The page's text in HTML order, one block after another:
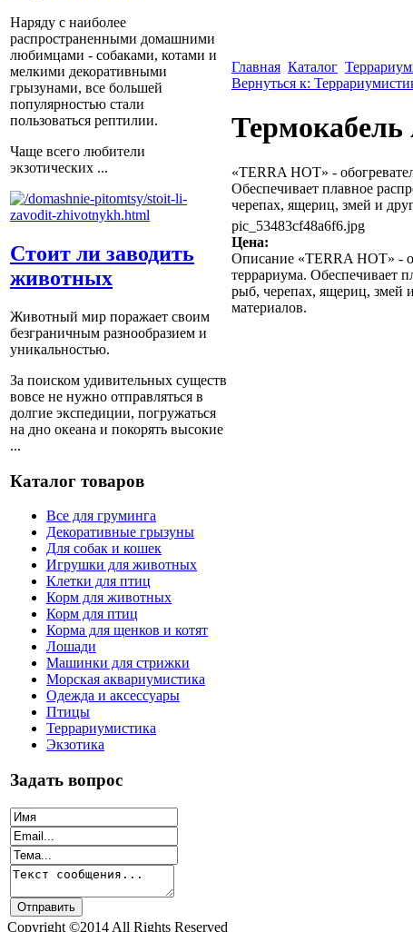
Наряду с наиболее
распространенными домашними
любимцами - собаками, котами и
мелкими декоративными
грызунами, все большей
популярностью стали
пользоваться рептилии.
Чаще всего любители
экзотических ...
Стоит ли заводить
животных
Животный мир поражает своим
безграничным разнообразием и
уникальностью.
За поиском удивительных существ
вовсе не нужно отправляться в
долгие экспедиции, погружаться
на дно океана и покорять высокие
...
Каталог товаров
Все для груминга
Декоративные грызуны
Для собак и кошек
Игрушки для животных
Клетки для птиц
Корм для животных
Корм для птиц
Корма для щенков и котят
Лошади
Машинки для стрижки
Морская аквариумистика
Одежда и аксессуары
Птицы
Террариумистика
Экзотика
Задать вопрос
Главная Каталог
Вернуться к:
«TERRA HOT» -
Обеспечивает плавное
черепах, ящериц, змей и
pic_53483cf48a6f6.jpg
Цена:
Описание «TERRA HOT» -
террариума. Обеспечивает
рыб, черепах, ящериц, змей
материалов.
Copyright ©2014 All Rights Reserved